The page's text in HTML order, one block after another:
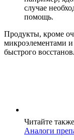
случае
помощь.
Продукты, кроме
микроэлементами
быстрого
Читайте
Аналоги